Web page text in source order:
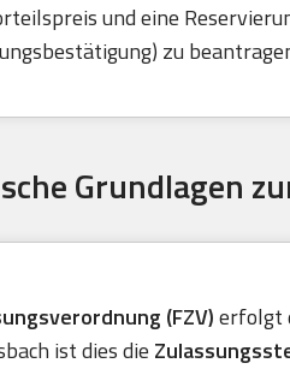
und eine
zu
Grundlagen
(FZV)erfolgt
ist dies die